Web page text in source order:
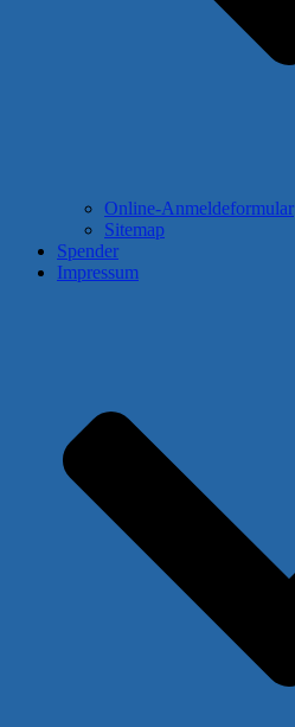
Online-Anmeldeformular
Sitemap
Spender
Impressum